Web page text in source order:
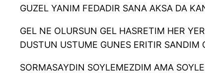
GUZEL YANIM FEDADIR SANA AKSA DA
GEL NE OLURSUN GEL HASRETIM HER
DUSTUN USTUME GUNES ERITIR SANDIM
SORMASAYDIN SOYLEMEZDIM AMA